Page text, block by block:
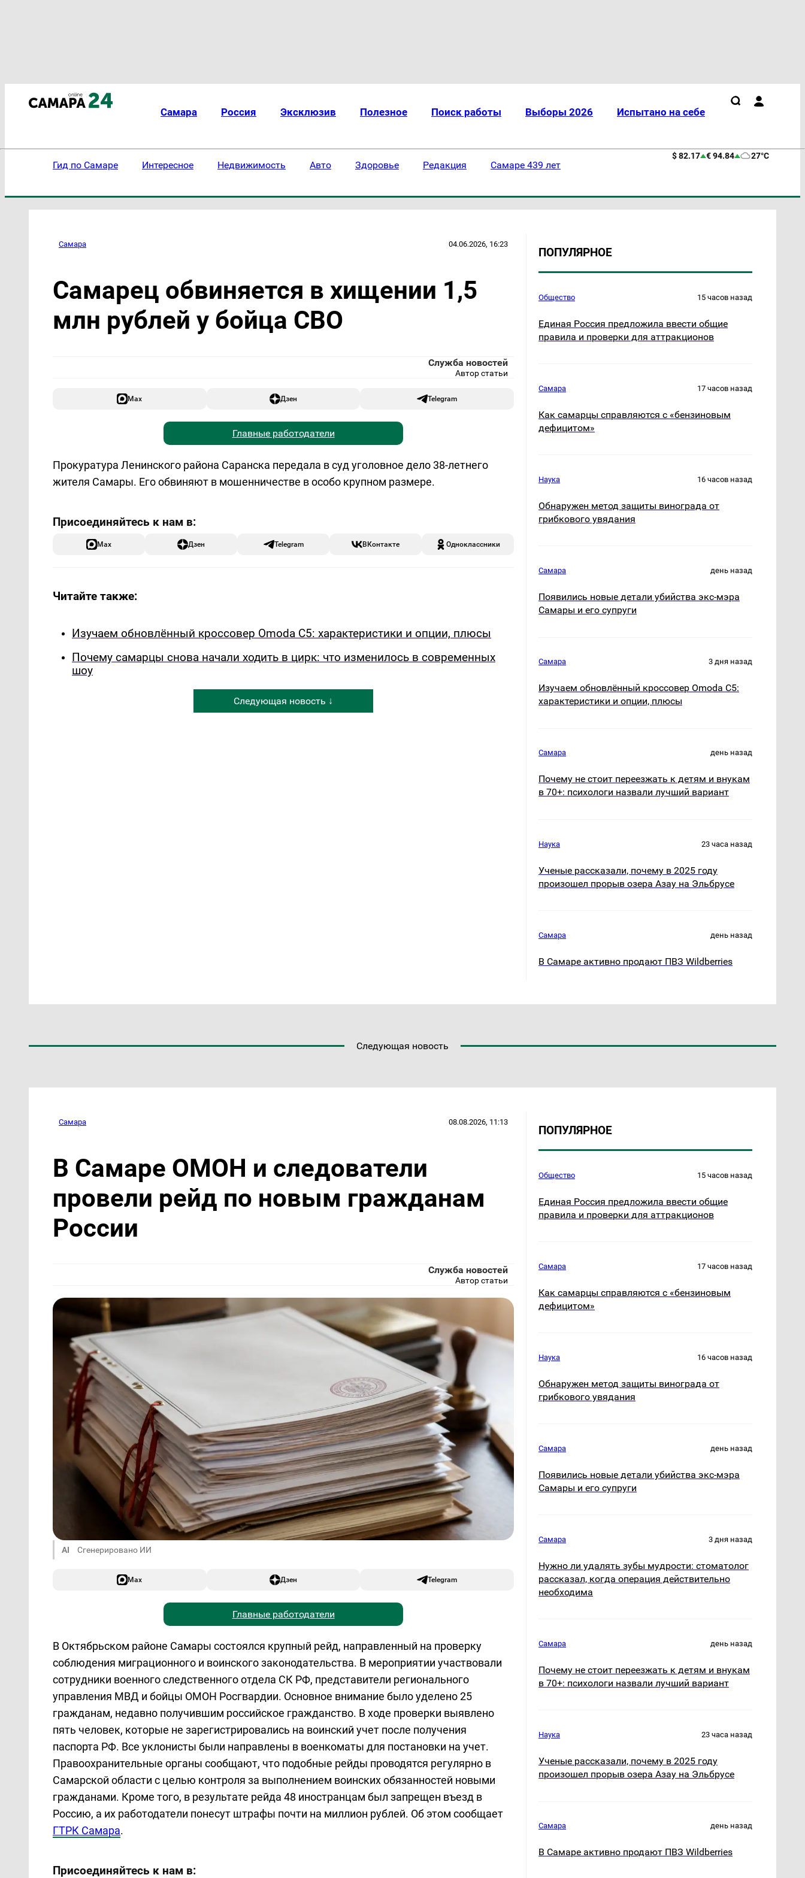
Самара Россия Эксклюзив Полезное Поиск работы Выборы 2026 Испытано на себе
Гид по Самаре Интересное Недвижимость Авто Здоровье Редакция Самаре 439 лет
$ 82.17 € 94.84 27°C
Самара 04.06.2026, 16:23
Самарец обвиняется в хищении 1,5
млн рублей у бойца СВО
Служба новостей
Автор статьи
Max Дзен Telegram
Главные работодатели
Прокуратура Ленинского района Саранска передала в суд уголовное дело 38-летнего
жителя Самары. Его обвиняют в мошенничестве в особо крупном размере.
Max Дзен Telegram ВКонтакте Одноклассники
Читайте также:
Изучаем обновлённый кроссовер Omoda C5: характеристики и опции, плюсы
Почему самарцы снова начали ходить в цирк: что изменилось в современных
шоу
Следующая новость ↓
ПОПУЛЯРНОЕ
Общество 15 часов назад
Единая Россия предложила ввести общие
правила и проверки для аттракционов
Самара 17 часов назад
Как самарцы справляются с «бензиновым
дефицитом»
Наука 16 часов назад
Обнаружен метод защиты винограда от
грибкового увядания
Самара день назад
Появились новые детали убийства экс-мэра
Самары и его супруги
Самара 3 дня назад
Изучаем обновлённый кроссовер Omoda C5:
характеристики и опции, плюсы
Самара день назад
Почему не стоит переезжать к детям и внукам
в 70+: психологи назвали лучший вариант
Наука 23 часа назад
Ученые рассказали, почему в 2025 году
произошел прорыв озера Азау на Эльбрусе
Самара день назад
В Самаре активно продают ПВЗ Wildberries
Следующая новость
Самара 08.08.2026, 11:13
В Самаре ОМОН и следователи
провели рейд по новым гражданам
России
Служба новостей
Автор статьи
AI Сгенерировано ИИ
Max Дзен Telegram
Главные работодатели
В Октябрьском районе Самары состоялся крупный рейд, направленный на проверку
соблюдения миграционного и воинского законодательства. В мероприятии участвовали
сотрудники военного следственного отдела СК РФ, представители регионального
управления МВД и бойцы ОМОН Росгвардии. Основное внимание было уделено 25
гражданам, недавно получившим российское гражданство. В ходе проверки выявлено
пять человек, которые не зарегистрировались на воинский учет после получения
паспорта РФ. Все уклонисты были направлены в военкоматы для постановки на учет.
Правоохранительные органы сообщают, что подобные рейды проводятся регулярно в
Самарской области с целью контроля за выполнением воинских обязанностей новыми
гражданами. Кроме того, в результате рейда 48 иностранцам был запрещен въезд в
Россию, а их работодатели понесут штрафы почти на миллион рублей. Об этом сообщает
ГТРК Самара.
ПОПУЛЯРНОЕ
Общество 15 часов назад
Единая Россия предложила ввести общие
правила и проверки для аттракционов
Самара 17 часов назад
Как самарцы справляются с «бензиновым
дефицитом»
Наука 16 часов назад
Обнаружен метод защиты винограда от
грибкового увядания
Самара день назад
Появились новые детали убийства экс-мэра
Самары и его супруги
Самара 3 дня назад
Нужно ли удалять зубы мудрости: стоматолог
рассказал, когда операция действительно
необходима
Самара день назад
Почему не стоит переезжать к детям и внукам
в 70+: психологи назвали лучший вариант
Наука 23 часа назад
Ученые рассказали, почему в 2025 году
произошел прорыв озера Азау на Эльбрусе
Самара день назад
В Самаре активно продают ПВЗ Wildberries